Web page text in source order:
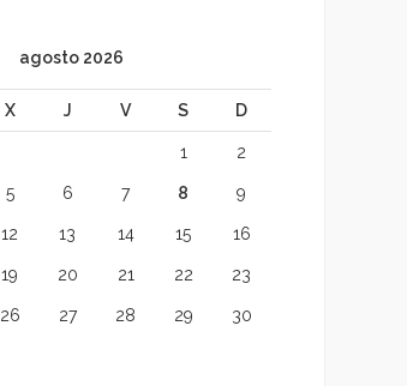
agosto 2026
X J V S D
1 2
5 6 7 8 9
12 13 14 15 16
19 20 21 22 23
26 27 28 29 30